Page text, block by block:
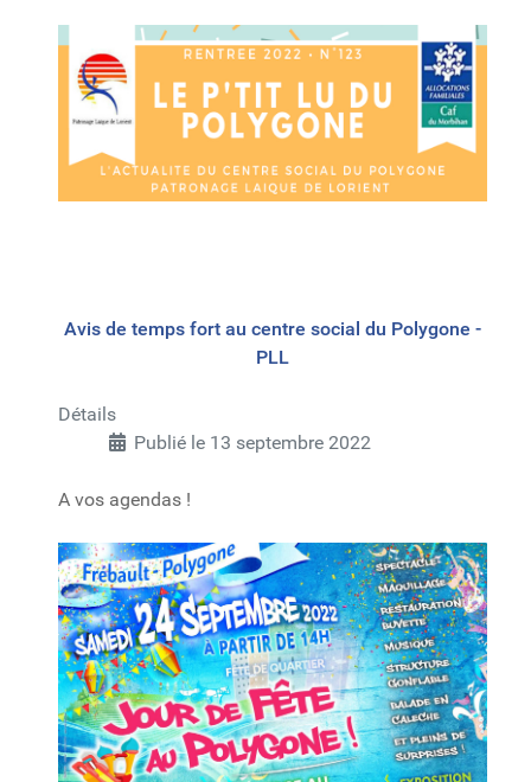
Avis de temps fort au centre social du Polygone -
PLL
Détails
Publié le 13 septembre 2022
A vos agendas !